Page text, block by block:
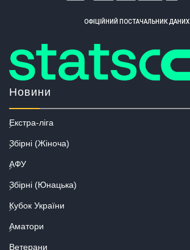
ОФІЦІЙНИЙ ПОСТАЧАЛЬНИК ДАНИХ
Новини
Екстра-ліга
Збірні (Жіноча)
АФУ
Збірні (Юнацька)
Кубок України
Аматори
Ветерани